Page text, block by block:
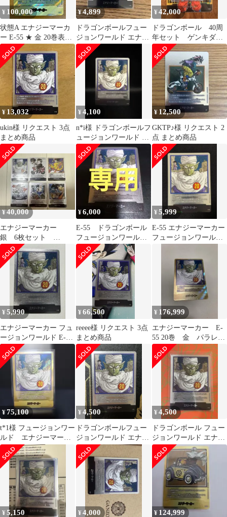
¥ 100,000
状態A エナジーマーカ
ー E-55 ★ 金 20巻表紙
パラレル ドラゴンボー
ルFW フュージョンワ
ールド
¥4,899
ドラゴンボールフュー
ジョンワールド エナジ
ーマーカー 銀 e-55 20
巻
¥42,000
ドラゴンボール 40周
年セット ゲンキダマ
ツリ エナジーマーカ
ー 一番くじ
¥ 13,032
ukin様 リクエスト 3点
まとめ商品
¥4,100
n*i様 ドラゴンボールフ
ュージョンワールド エ
ナジーマーカー 銀 E-55
2
¥ 12,500
GKTP♪様 リクエスト 2
点 まとめ商品
¥40,000
エナジーマーカー
銀 6枚セット
8.17.20.23.28.38巻
¥6,000
E-55 ドラゴンボール
フュージョンワール
ド エナジーマーカ
ー 銀 20巻
¥5,999
E-55 エナジーマーカー
フュージョンワールド
¥5,990
エナジーマーカー フュ
ージョンワールド E-55
ピッコロ 20巻
¥66,500
reeee様 リクエスト 3点
まとめ商品
¥ 176,999
エナジーマーカー E-
55 20巻 金 パラレ
ル フュージョンワー
ルド
¥75,100
t*1様 フュージョンワー
ルド エナジーマーカ
ー 20巻 金パラレ
ル E-55
¥4,500
ドラゴンボールフュー
ジョンワールド エナジ
ーマーカー 銀 e-55 20
巻
¥4,500
ドラゴンボール フュー
ジョンワールド エナジ
ーマーカー E-55 20巻
¥5,150 ¥4,000 ¥ 124,999